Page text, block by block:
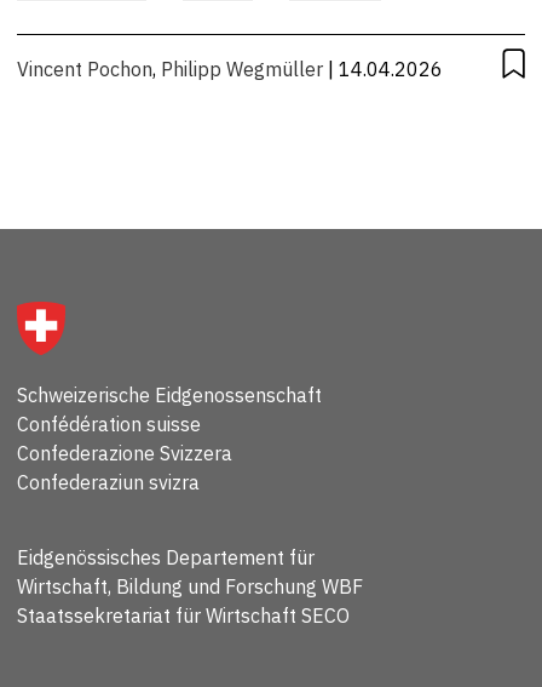
Vincent Pochon, Philipp Wegmüller | 14.04.2026
Schweizerische Eidgenossenschaft
Confédération suisse
Confederazione Svizzera
Confederaziun svizra
Eidgenössisches Departement für
Wirtschaft, Bildung und Forschung WBF
Staatssekretariat für Wirtschaft SECO